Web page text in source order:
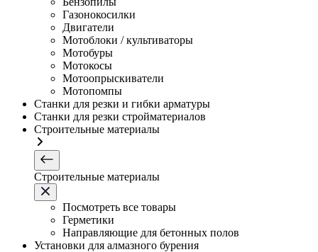
Газонокосилки
Двигатели
Мотоблоки / культиваторы
Мотобуры
Мотокосы
Мотоопрыскиватели
Мотопомпы
Станки для резки и гибки арматуры
Станки для резки стройматериалов
Строительные материалы
Строительные материалы
Посмотреть все товары
Герметики
Направляющие для бетонных полов
Установки для алмазного бурения